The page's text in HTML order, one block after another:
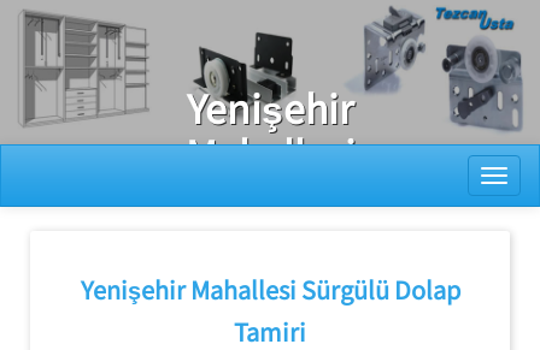
Ray Dolap Tamiri
Yenişehir
Mahallesi
Sürgülü Dolap
Tamiri
Yenişehir Mahallesi Sürgülü Dolap
Tamiri